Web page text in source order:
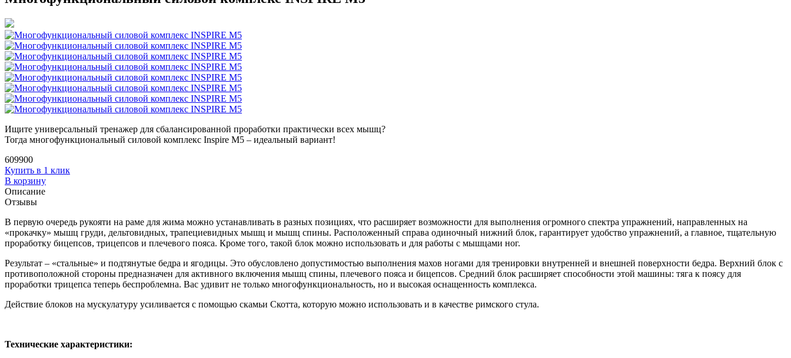
Ищите универсальный тренажер для сбалансированной проработки практически всех мышц?
Тогда многофункциональный силовой комплекс Inspire M5 – идеальный вариант!
609900
Купить в 1 клик
В корзину
Описание
Отзывы
В первую очередь рукояти на раме для жима можно устанавливать в разных позициях, что расширяет возможности для выполнения огромного спектра упражнений, направленных на
«прокачку» мышц груди, дельтовидных, трапециевидных мышц и мышц спины. Расположенный справа одиночный нижний блок, гарантирует удобство упражнений, а главное, тщательную
проработку бицепсов, трицепсов и плечевого пояса. Кроме того, такой блок можно использовать и для работы с мышцами ног.
Результат – «стальные» и подтянутые бедра и ягодицы. Это обусловлено допустимостью выполнения махов ногами для тренировки внутренней и внешней поверхности бедра. Верхний блок с
противоположной стороны предназначен для активного включения мышц спины, плечевого пояса и бицепсов. Средний блок расширяет способности этой машины: тяга к поясу для
проработки трицепса теперь беспроблемна. Вас удивит не только многофункциональность, но и высокая оснащенность комплекса.
Действие блоков на мускулатуру усиливается с помощью скамьи Скотта, которую можно использовать и в качестве римского стула.
Технические характеристики: